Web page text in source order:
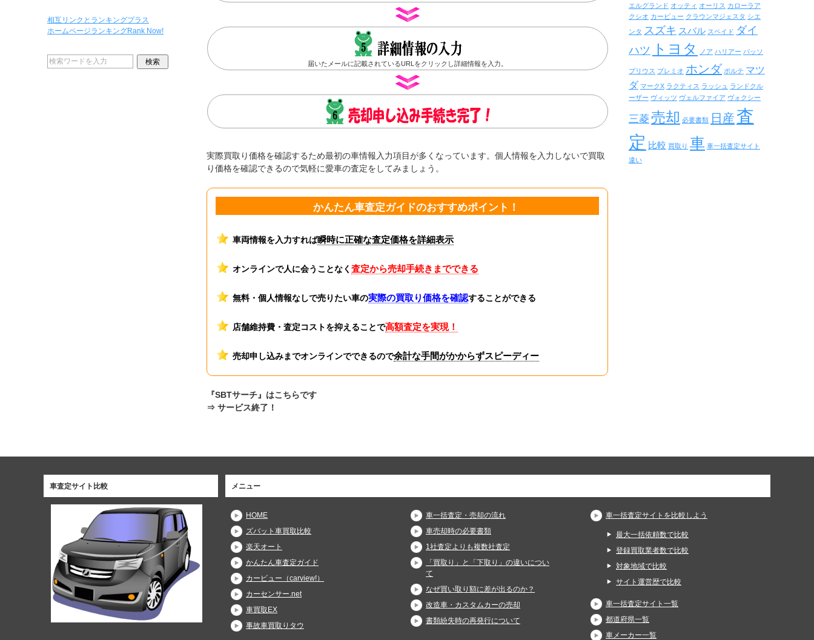
届いたメールに記載されているURLをクリックし詳細情報を入力。
実際買取り価格を確認するため最初の車情報入力項目が多くなっています。個人情報を入力しないで買取
り価格を確認できるので気軽に愛車の査定をしてみましょう。
かんたん車査定ガイドのおすすめポイント！
車両情報を入力すれば瞬時に正確な査定価格を詳細表示
オンラインで人に会うことなく査定から売却手続きまでできる
無料・個人情報なしで売りたい車の実際の買取り価格を確認することができる
店舗維持費・査定コストを抑えることで高額査定を実現！
売却申し込みまでオンラインでできるので余計な手間がかからずスピーディー
『SBTサーチ』はこちらです
⇒ サービス終了！
相互リンクとランキングプラス
ホームページランキングRank Now!
エルグランド オッティ オーリス カローラア
クシオ カービュー クラウンマジェスタ シエ
ンタ スズキ スバル スペイド ダイ
ハツ
トヨタ ノア ハリアー パッソ
プリウス プレミオ ホンダ ポルテ マツ
ダ マークX ラクティス ラッシュ ランドクル
ーザー ヴィッツ ヴェルファイア ヴォクシー
三菱売却 必要書類 日産査
定 比較 買取り 車 車一括査定サイト
違い
車査定サイト比較 メニュー
HOME
ズバット車買取比較
楽天オート
かんたん車査定ガイド
カービュー（carview!）
カーセンサー.net
車買取EX
事故車買取りタウ
車一括査定・売却の流れ
車売却時の必要書類
1社査定よりも複数社査定
「買取り」と「下取り」の違いについ
て
なぜ買い取り額に差が出るのか？
改造車・カスタムカーの売却
書類紛失時の再発行について
車一括査定サイトを比較しよう
最大一括依頼数で比較
登録買取業者数で比較
対象地域で比較
サイト運営歴で比較
車一括査定サイト一覧
都道府県一覧
車メーカー一覧